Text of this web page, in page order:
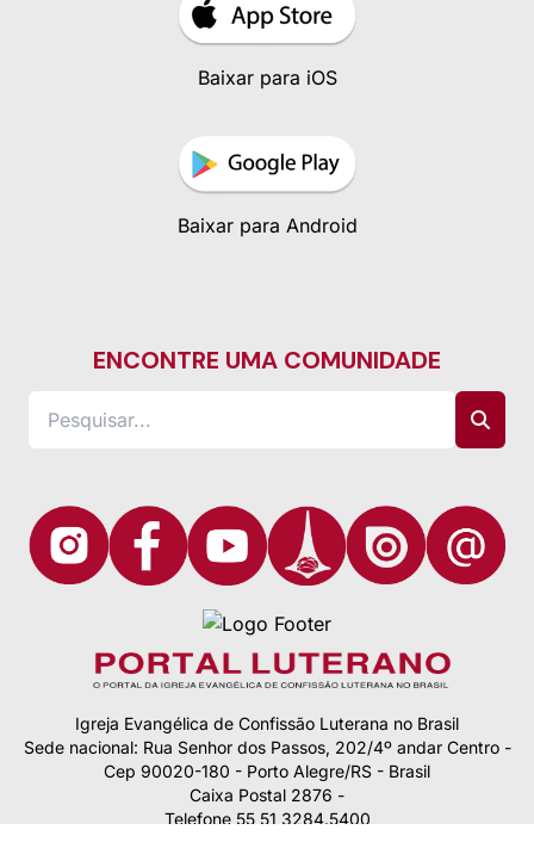
Baixar para iOS
Baixar para Android
ENCONTRE UMA COMUNIDADE
Igreja Evangélica de Confissão Luterana no Brasil
Sede nacional: Rua Senhor dos Passos, 202/4º andar Centro -
Cep 90020-180 - Porto Alegre/RS - Brasil
Caixa Postal 2876 -
Telefone 55 51 3284.5400